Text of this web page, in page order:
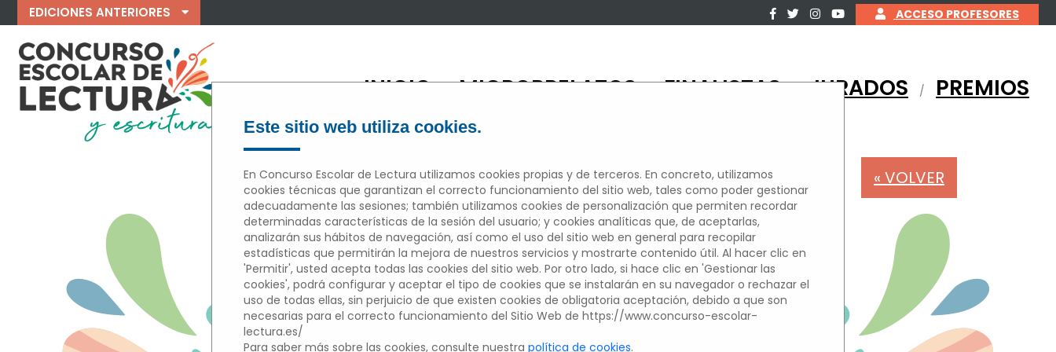
EDICIONES ANTERIORES ACCESO PROFESORES
INICIO MICRORRELATOS FINALISTAS JURADOS / PREMIOS
« VOLVER
MICRORRELATOS
Edición 2022/2023
Participantes del centros educativo
Este sitio web utiliza cookies.
En Concurso Escolar de Lectura utilizamos cookies propias y de terceros. En concreto, utilizamos
cookies técnicas que garantizan el correcto funcionamiento del sitio web, tales como poder gestionar
adecuadamente las sesiones; también utilizamos cookies de personalización que permiten recordar
determinadas características de la sesión del usuario; y cookies analíticas que, de aceptarlas,
analizarán sus hábitos de navegación, así como el uso del sitio web en general para recopilar
estadísticas que permitirán la mejora de nuestros servicios y mostrarte contenido útil. Al hacer clic en
'Permitir', usted acepta todas las cookies del sitio web. Por otro lado, si hace clic en 'Gestionar las
cookies', podrá configurar y aceptar el tipo de cookies que se instalarán en su navegador o rechazar el
uso de todas ellas, sin perjuicio de que existen cookies de obligatoria aceptación, debido a que son
necesarias para el correcto funcionamiento del Sitio Web de https://www.concurso-escolar-
lectura.es/
Para saber más sobre las cookies, consulte nuestra política de cookies.